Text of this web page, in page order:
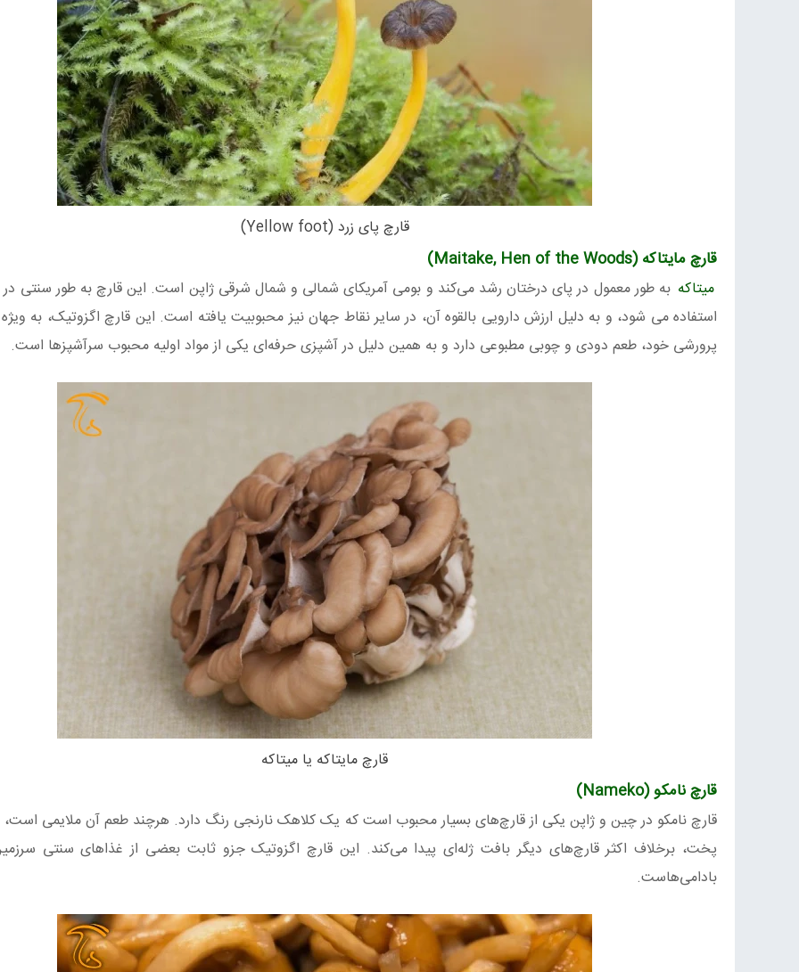
قارچ پای زرد (Yellow foot)
قارچ مایتاکه (Maitake, Hen of the Woods)
میتاکه به طور معمول در پای درختان رشد می‌کند و بومی آمریکای شمالی و شمال شرقی ژاپن است. این قارچ به طور سنتی
استفاده می شود، و به دلیل ارزش دارویی بالقوه آن، در سایر نقاط جهان نیز محبوبیت یافته است. این قارچ اگزوتیک، به
پرورشی خود، طعم دودی و چوبی مطبوعی دارد و به همین دلیل در آشپزی حرفه‌ای یکی از مواد اولیه محبوب سرآشپزها است.
قارچ مایتاکه یا میتاکه
قارچ نامکو (Nameko
)
قارچ نامکو در چین و ژاپن یکی از قارچ‌های بسیار محبوب است که یک کلاهک نارنجی رنگ دارد. هرچند طعم آن ملایمی است،
پخت، برخلاف اکثر قارچ‌های دیگر بافت‌ ژله‌ای پیدا می‌کند. این قارچ اگزوتیک جزو ثابت بعضی از غذاهای سنتی
بادامی‌هاست.